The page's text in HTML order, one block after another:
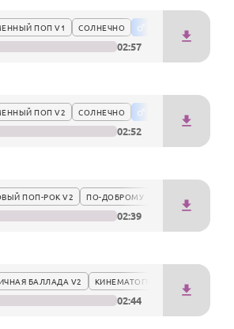
след в сердце.
ПОП V1 СОЛНЕЧНО
02:57
ПОП V2 СОЛНЕЧНО
02:52
ПОП-РОК V2 ПО-ДОБРОМУ
02:39
БАЛЛАДА V2 КИНЕМАТОГРАФИЧНО
02:44